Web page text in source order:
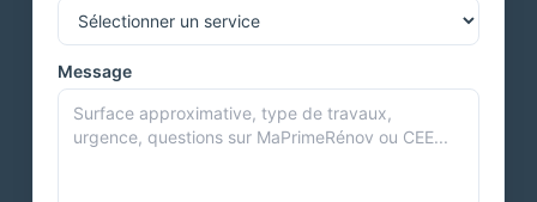
Message